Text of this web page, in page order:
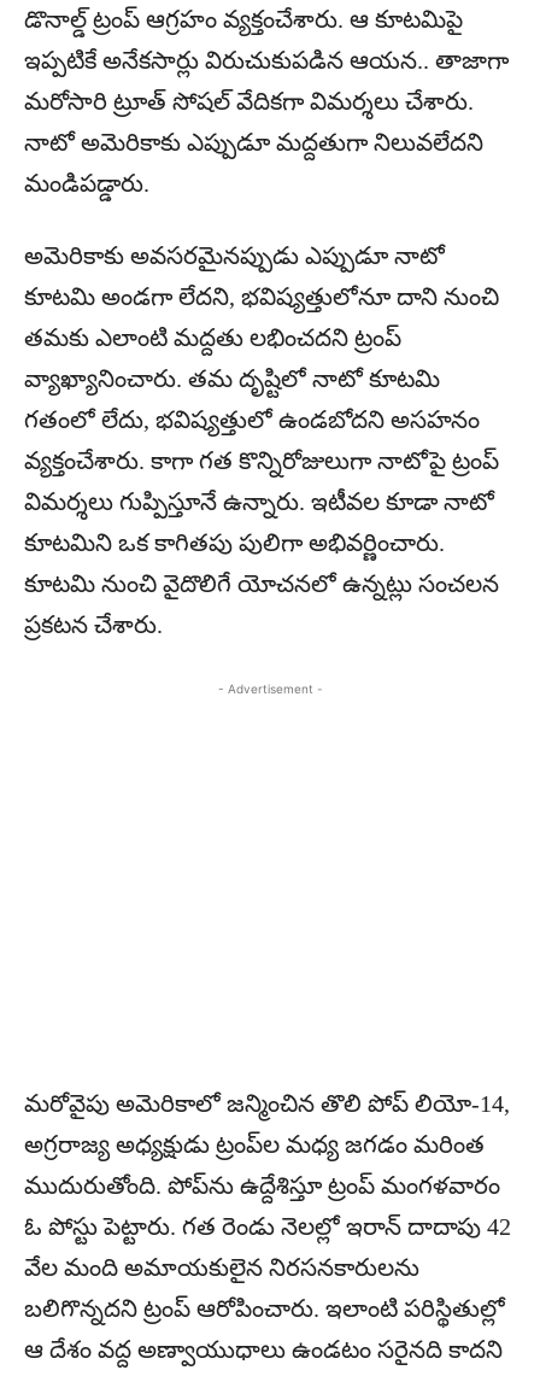
డొనాల్డ్‌ ట్రంప్‌ ఆగ్రహం వ్యక్తంచేశారు. ఆ కూటమిపై
ఇప్పటికే అనేకసార్లు విరుచుకుపడిన ఆయన.. తాజాగా
మరోసారి ట్రూత్‌ సోషల్ వేదికగా విమర్శలు చేశారు.
నాటో అమెరికాకు ఎప్పుడూ మద్దతుగా నిలువలేదని
మండిపడ్డారు.
అమెరికాకు అవసరమైనప్పుడు ఎప్పుడూ నాటో
కూటమి అండగా లేదని, భవిష్యత్తులోనూ దాని నుంచి
తమకు ఎలాంటి మద్దతు లభించదని ట్రంప్‌
వ్యాఖ్యానించారు. తమ దృష్టిలో నాటో కూటమి
గతంలో లేదు, భవిష్యత్తులో ఉండబోదని అసహనం
వ్యక్తంచేశారు. కాగా గత కొన్నిరోజులుగా నాటోపై ట్రంప్‌
విమర్శలు గుప్పిస్తూనే ఉన్నారు. ఇటీవల కూడా నాటో
కూటమిని ఒక కాగితపు పులిగా అభివర్ణించారు.
కూటమి నుంచి వైదొలిగే యోచనలో ఉన్నట్లు సంచలన
ప్రకటన చేశారు.
- Advertisement -
మరోవైపు అమెరికాలో జన్మించిన తొలి పోప్‌ లియో-14,
అగ్రరాజ్య అధ్యక్షుడు ట్రంప్‌ల మధ్య జగడం మరింత
ముదురుతోంది. పోప్‌ను ఉద్దేశిస్తూ ట్రంప్‌ మంగళవారం
ఓ పోస్టు పెట్టారు. గత రెండు నెలల్లో ఇరాన్‌ దాదాపు 42
వేల మంది అమాయకులైన నిరసనకారులను
బలిగొన్నదని ట్రంప్‌ ఆరోపించారు. ఇలాంటి పరిస్థితుల్లో
ఆ దేశం వద్ద అణ్వాయుధాలు ఉండటం సరైనది కాదని